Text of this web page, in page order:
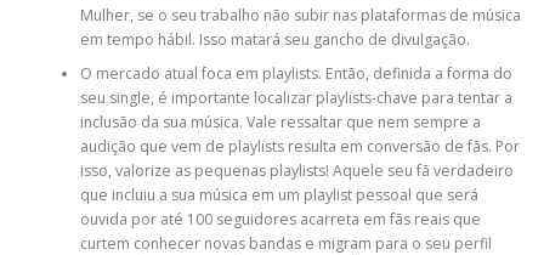
Mulher, se o seu trabalho não subir nas plataformas de música
em tempo hábil. Isso matará seu gancho de divulgação.
O mercado atual foca em playlists. Então, definida a forma do
seu single, é importante localizar playlists-chave para tentar a
inclusão da sua música. Vale ressaltar que nem sempre a
audição que vem de playlists resulta em conversão de fãs. Por
isso, valorize as pequenas playlists! Aquele seu fã verdadeiro
que incluiu a sua música em um playlist pessoal que será
ouvida por até 100 seguidores acarreta em fãs reais que
curtem conhecer novas bandas e migram para o seu perfil